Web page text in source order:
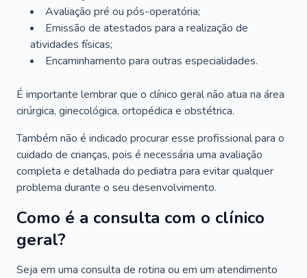
Avaliação pré ou pós-operatória;
Emissão de atestados para a realização de
atividades físicas;
Encaminhamento para outras especialidades.
É importante lembrar que o clínico geral não atua na área
cirúrgica, ginecológica, ortopédica e obstétrica.
Também não é indicado procurar esse profissional para o
cuidado de crianças, pois é necessária uma avaliação
completa e detalhada do pediatra para evitar qualquer
problema durante o seu desenvolvimento.
Como é a consulta com o clínico
geral?
Seja em uma consulta de rotina ou em um atendimento